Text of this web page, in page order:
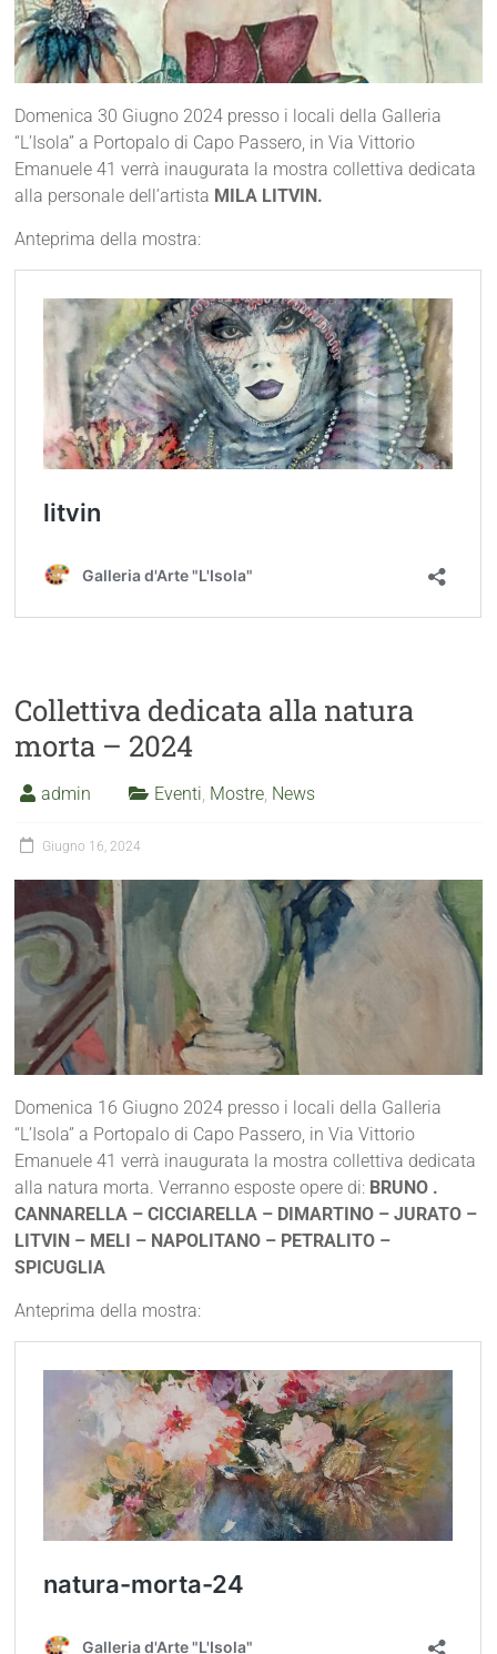
Domenica 30 Giugno 2024 presso i locali della Galleria
“L’Isola” a Portopalo di Capo Passero, in Via Vittorio
Emanuele 41 verrà inaugurata la mostra collettiva dedicata
alla personale dell’artista MILA LITVIN.
Anteprima della mostra:
Collettiva dedicata alla natura
morta – 2024
admin Eventi, Mostre, News
Giugno 16, 2024
Domenica 16 Giugno 2024 presso i locali della Galleria
“L’Isola” a Portopalo di Capo Passero, in Via Vittorio
Emanuele 41 verrà inaugurata la mostra collettiva dedicata
alla natura morta. Verranno esposte opere di: BRUNO .
CANNARELLA – CICCIARELLA – DIMARTINO – JURATO –
LITVIN – MELI – NAPOLITANO – PETRALITO –
SPICUGLIA
Anteprima della mostra: